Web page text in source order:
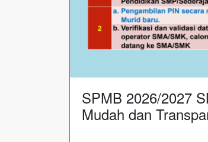
SPMB 2026/2027
Mudah dan